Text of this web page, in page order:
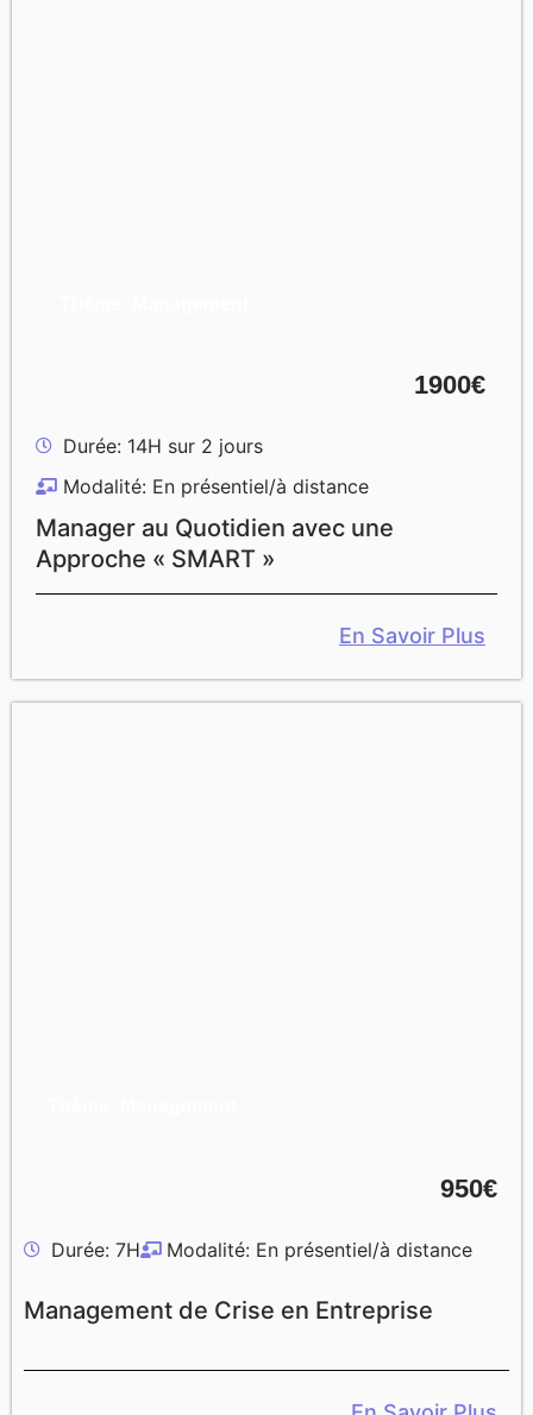
1900€
Durée: 14H sur 2 jours
Modalité: En présentiel/à distance
Manager au Quotidien avec une
Approche « SMART »
En Savoir Plus
950€
Durée: 7H Modalité: En présentiel/à distance
Management de Crise en Entreprise